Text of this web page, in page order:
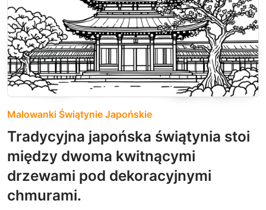
Malowanki Świątynie Japońskie
Tradycyjna japońska świątynia stoi
między dwoma kwitnącymi
drzewami pod dekoracyjnymi
chmurami.